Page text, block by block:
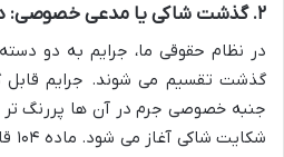
۲. گذشت شاکی یا مدعی خصوصی: در جرایم قابل گذشت
در نظام حقوقی ما، جرایم به دو
گذشت تقسیم می شوند. جرایم
جنبه خصوصی جرم در آن ها پررنگ